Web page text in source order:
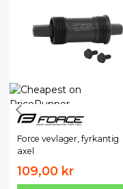
Force vevlager, fyrkantig
axel
109,00 kr